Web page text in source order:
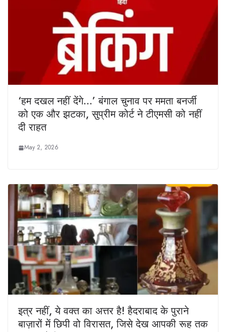
‘हम दखल नहीं देंगे…’ बंगाल चुनाव पर ममता बनर्जी
को एक और झटका, सुप्रीम कोर्ट ने टीएमसी को नहीं
दी राहत
May 2, 2026
इत्र नहीं, ये वक्त का अत्तर है! हैदराबाद के पुराने
बाज़ारों में छिपी वो विरासत, जिसे देख आपकी रूह तक